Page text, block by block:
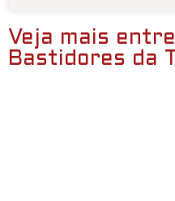
Veja mais
Bastidores da